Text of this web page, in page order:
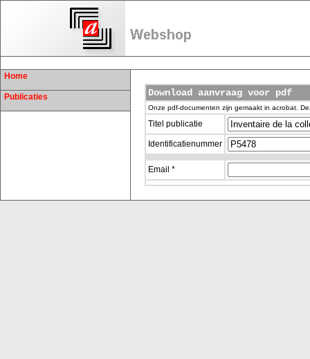
Home
Publicaties Download aanvraag voor pdf
Onze pdf-documenten zijn gemaakt in acrobat.
Titel publicatie
Identificatienummer
Email *